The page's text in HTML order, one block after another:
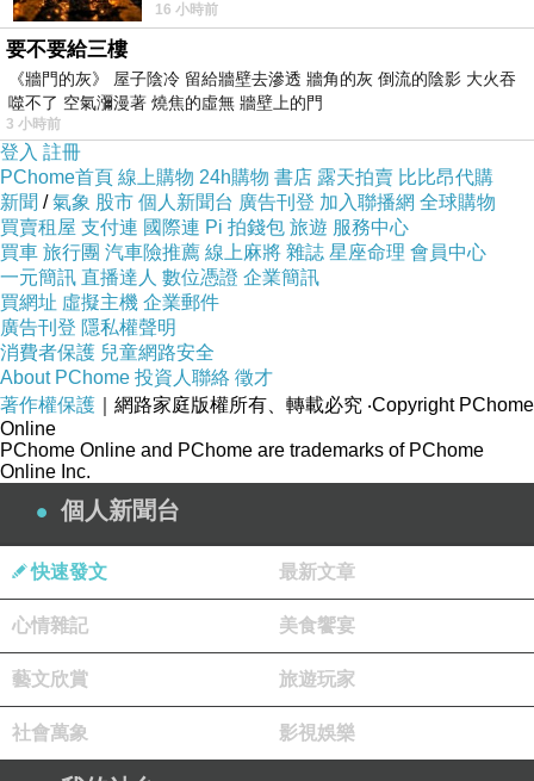
智課的她,特來傾
16 小時前
要不要給三樓
《牆門的灰》 屋子陰冷 留給牆壁去滲透 牆角的灰 倒流的陰影 大火吞
噬不了 空氣瀰漫著 燒焦的虛無 牆壁上的門
3 小時前
登入 註冊
PChome首頁 線上購物 24h購物 書店 露天拍賣 比比昂代購
新聞 /氣象 股市 個人新聞台 廣告刊登 加入聯播網 全球購物
買賣租屋 支付連 國際連 Pi 拍錢包 旅遊 服務中心
買車 旅行團 汽車險推薦 線上麻將 雜誌 星座命理 會員中心
一元簡訊 直播達人 數位憑證 企業簡訊
買網址 虛擬主機 企業郵件
廣告刊登 隱私權聲明
消費者保護 兒童網路安全
About PChome 投資人聯絡 徵才
著作權保護 ｜網路家庭版權所有、轉載必究 ‧Copyright PChome
Online
PChome Online and PChome are trademarks of PChome
Online Inc.
個人新聞台
快速發文 最新文章
心情雜記 美食饗宴
藝文欣賞 旅遊玩家
社會萬象 影視娛樂